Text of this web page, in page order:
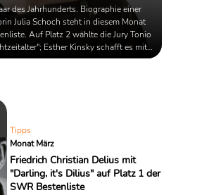
des Jahrhunderts. Biographie einer
Julia Schoch steht in diesem Monat
Auf Platz 2 wählte die Jury Tonio
Esther Kinsky schafft es mit
Tipps
Monat März
Friedrich Christian Delius mit
"Darling, it's Dilius" auf Platz 1 der
SWR Bestenliste